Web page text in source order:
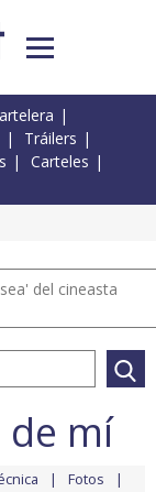
Tráilers
Carteles
del cineasta
de mí
Fotos